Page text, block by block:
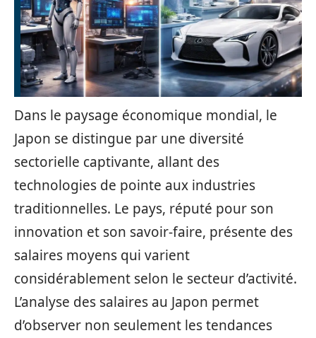
Dans le paysage économique mondial, le
Japon se distingue par une diversité
sectorielle captivante, allant des
technologies de pointe aux industries
traditionnelles. Le pays, réputé pour son
innovation et son savoir-faire, présente des
salaires moyens qui varient
considérablement selon le secteur d’activité.
L’analyse des salaires au Japon permet
d’observer non seulement les tendances